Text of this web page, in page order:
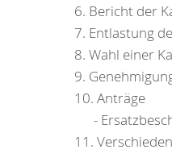
6. Bericht der
7. Entlastung
8. Wahl einer
9.
10. Anträge
-
11.